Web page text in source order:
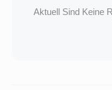
Aktuell Sind Keine